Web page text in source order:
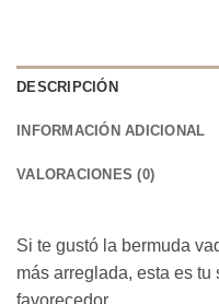
DESCRIPCIÓN
INFORMACIÓN ADICIONAL
VALORACIONES (0)
Si te gustó la bermuda
más arreglada, esta es
favorecedor.